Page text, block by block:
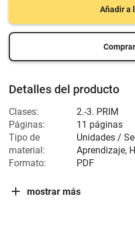
Añadir a
Detalles del producto
Clases:
2.-3. PRIM
Páginas:
11 páginas
Tipo de
material:
Unidades /
Aprendizaje,
Formato:
PDF
mostrar más